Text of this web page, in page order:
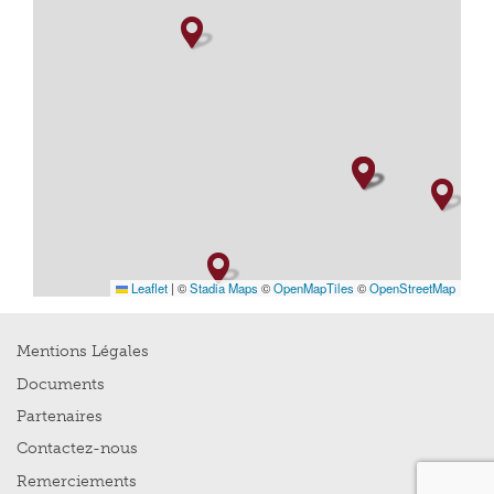
Leaflet | ©Stadia Maps ©OpenMapTiles ©OpenStreetMap
Mentions Légales
Documents
Partenaires
Contactez-nous
Remerciements